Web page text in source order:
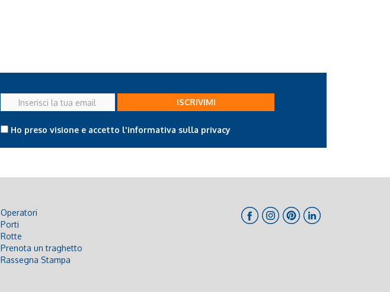
Inserisci
la
email
ISCRIVIMI
Ho preso visione e accetto l'informativa sulla privacy
Operatori
Porti
Rotte
Prenota un traghetto
Rassegna Stampa